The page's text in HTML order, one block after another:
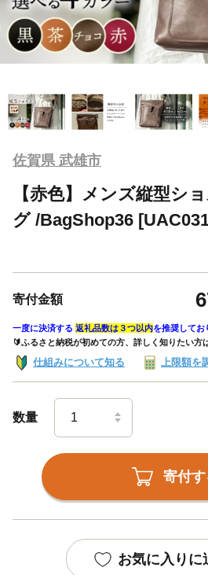
佐賀県 武雄市
【赤色】メンズ縦型シ
グ /BagShop36
寄付金額
一度に決済する 返礼品数は３つ以内を推奨してお
🔰ふるさと納税が初めての方、詳しく知りたい方
仕組みについて知る 上限額を
数量
寄付す
お気に入りに